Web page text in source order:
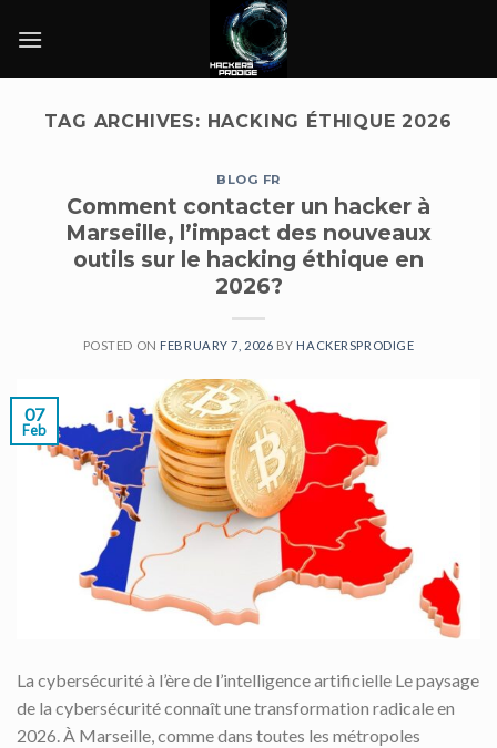
TAG ARCHIVES: HACKING ÉTHIQUE 2026
BLOG FR
Comment contacter un hacker à
Marseille, l’impact des nouveaux
outils sur le hacking éthique en
2026?
POSTED ON FEBRUARY 7, 2026 BY HACKERSPRODIGE
07
Feb
La cybersécurité à l’ère de l’intelligence artificielle Le paysage
de la cybersécurité connaît une transformation radicale en
2026. À Marseille, comme dans toutes les métropoles